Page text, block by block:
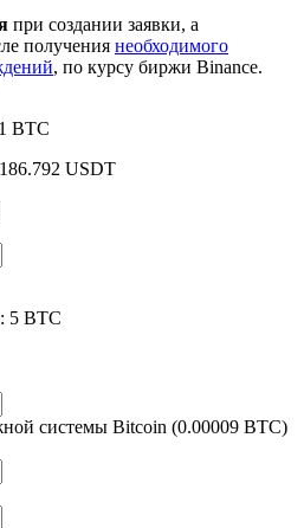
при создании заявки, а
получения необходимого
, по курсу биржи Binance.
BTC
USDT
5 BTC
системы Bitcoin (0.00009 BTC)